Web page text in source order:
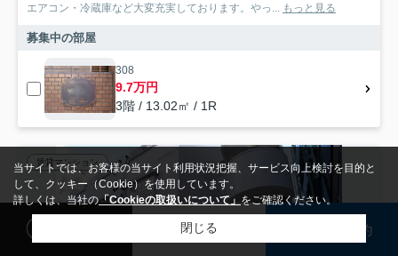
エアコン・冷蔵庫など大変充実しております。やっ... もっと見る
募集中の部屋
308
9.7万円
3階 / 13.02㎡ / 1R
賃貸マンション
検討リスト 来店予約
当サイトでは、お客様の当サイト利用状況把握、サービス向上検討を目的と
して、クッキー（Cookie）を使用しています。
詳しくは、当社の「Cookieの取扱いについて」をご確認ください。
閉じる